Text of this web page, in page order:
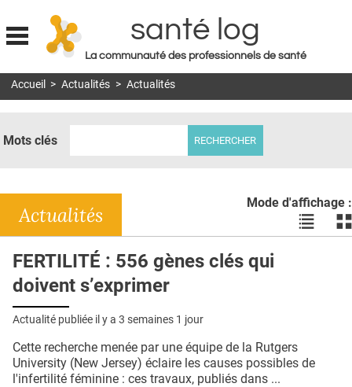
Jump to navigation
santé log
La communauté des professionnels de santé
MON COMPTE
DOSSIERS
RÉSEAUX
E-REVUE SAD
QUI SOMMES-NOUS ?
Accueil > Actualités > Actualités
Mots clés
Mode d'affichage :
Voir
les
les
Actualités
FERTILITÉ : 556 gènes clés qui
doivent s’exprimer
Actualité publiée il y a 3 semaines 1 jour
Cette recherche menée par une équipe de la Rutgers
University (New Jersey) éclaire les causes possibles de
l'infertilité féminine : ces travaux, publiés dans ...